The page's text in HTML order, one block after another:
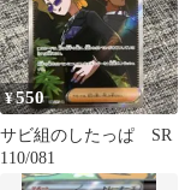
¥550
サビ組のしたっぱ SR
110/081